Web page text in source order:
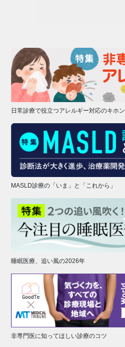
日常診療で役立つアレルギー対応のキホン
MASLD診療の「いま」と「これから」
睡眠医療、追い風の2026年
非専門医に知ってほしい診療のコツ